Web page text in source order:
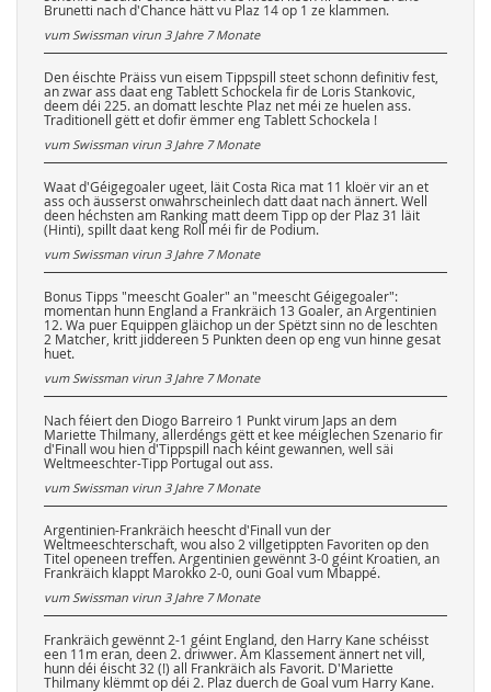
Brunetti nach d'Chance hätt vu Plaz 14 op 1 ze klammen.
vum Swissman virun 3 Jahre 7 Monate
Den éischte Präiss vun eisem Tippspill steet schonn definitiv fest,
an zwar ass daat eng Tablett Schockela fir de Loris Stankovic,
deem déi 225. an domatt leschte Plaz net méi ze huelen ass.
Traditionell gëtt et dofir ëmmer eng Tablett Schockela !
vum Swissman virun 3 Jahre 7 Monate
Waat d'Géigegoaler ugeet, läit Costa Rica mat 11 kloër vir an et
ass och äusserst onwahrscheinlech datt daat nach ännert. Well
deen héchsten am Ranking matt deem Tipp op der Plaz 31 läit
(Hinti), spillt daat keng Roll méi fir de Podium.
vum Swissman virun 3 Jahre 7 Monate
Bonus Tipps "meescht Goaler" an "meescht Géigegoaler":
momentan hunn England a Frankräich 13 Goaler, an Argentinien
12. Wa puer Equippen gläichop un der Spëtzt sinn no de leschten
2 Matcher, kritt jiddereen 5 Punkten deen op eng vun hinne gesat
huet.
vum Swissman virun 3 Jahre 7 Monate
Nach féiert den Diogo Barreiro 1 Punkt virum Japs an dem
Mariette Thilmany, allerdéngs gëtt et kee méiglechen Szenario fir
d'Finall wou hien d'Tippspill nach kéint gewannen, well säi
Weltmeeschter-Tipp Portugal out ass.
vum Swissman virun 3 Jahre 7 Monate
Argentinien-Frankräich heescht d'Finall vun der
Weltmeeschterschaft, wou also 2 villgetippten Favoriten op den
Titel openeen treffen. Argentinien gewënnt 3-0 géint Kroatien, an
Frankräich klappt Marokko 2-0, ouni Goal vum Mbappé.
vum Swissman virun 3 Jahre 7 Monate
Frankräich gewënnt 2-1 géint England, den Harry Kane schéisst
een 11m eran, deen 2. driwwer. Am Klassement ännert net vill,
hunn déi éischt 32 (!) all Frankräich als Favorit. D'Mariette
Thilmany klëmmt op déi 2. Plaz duerch de Goal vum Harry Kane.